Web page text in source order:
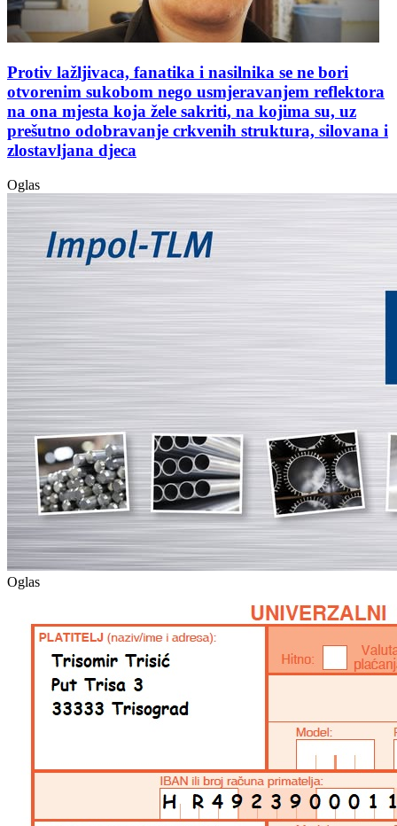
Protiv lažljivaca, fanatika i nasilnika se ne bori
otvorenim sukobom nego usmjeravanjem reflektora
na ona mjesta koja žele sakriti, na kojima su, uz
prešutno odobravanje crkvenih struktura, silovana i
zlostavljana djeca
Oglas
Oglas